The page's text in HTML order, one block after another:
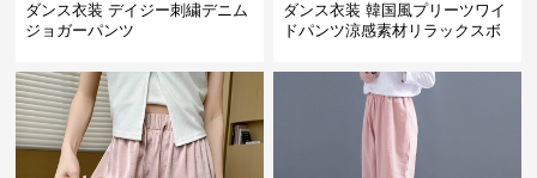
ダンス衣装 デイジー刺繍デニム
ジョガーパンツ
ダンス衣装 韓国風プリーツワイ
ドパンツ涼感素材リラックスボ